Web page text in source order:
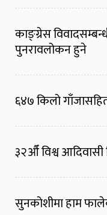
काङ्ग्रेस
पुनरावलोकन हुने
६४७ किलो
३२औँ विश्व
सुनकोशीमा हाम